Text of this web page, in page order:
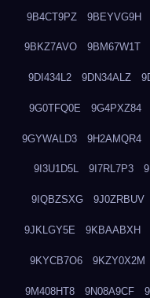
9B4CT9PZ 9BEYVG9H
9BKZ7AVO 9BM67W1T
9DI434L2 9DN34ALZ
9G0TFQ0E 9G4PXZ84
9GYWALD3 9H2AMQR4
9I3U1D5L 9I7RL7P3
9IQBZSXG 9J0ZRBUV
9JKLGY5E 9KBAABXH
9KYCB7O6 9KZY0X2M
9M408HT8 9N08A9CF